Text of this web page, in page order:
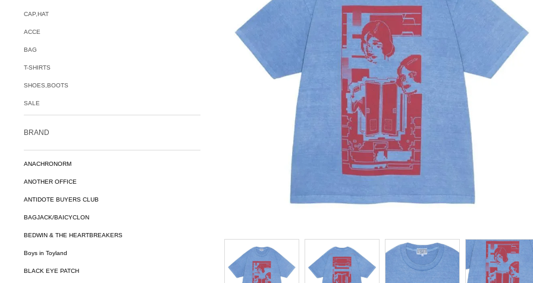
CAP,HAT
ACCE
BAG
T-SHIRTS
SHOES,BOOTS
SALE
BRAND
ANACHRONORM
ANOTHER OFFICE
ANTIDOTE BUYERS CLUB
BAGJACK/BAICYCLON
BEDWIN & THE HEARTBREAKERS
Boys in Toyland
BLACK EYE PATCH